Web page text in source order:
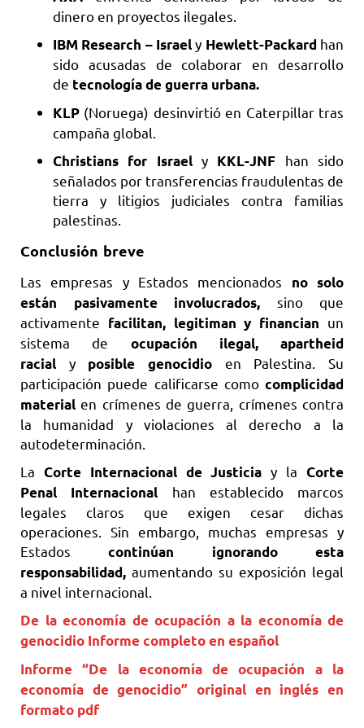
dinero en proyectos ilegales.
IBM Research – Israely Hewlett-Packard han
sido acusadas de colaborar en desarrollo
de tecnología de guerra urbana.
KLP (Noruega) desinvirtió en Caterpillar tras
campaña global.
Christians for Israel y KKL-JNF han sido
señalados por transferencias fraudulentas de
tierra y litigios judiciales contra familias
palestinas.
Conclusión breve
Las empresas y Estados mencionados no solo
están pasivamente involucrados, sino que
activamente facilitan, legitiman y financian un
sistema de ocupación ilegal,
apartheid
racial y posible genocidio en Palestina. Su
participación puede calificarse como complicidad
materialen crímenes de guerra, crímenes contra
la humanidad y violaciones al derecho a la
autodeterminación.
La Corte Internacional de Justiciay laCorte
Penal Internacional han establecido marcos
legales claros que exigen cesar dichas
operaciones. Sin embargo, muchas empresas y
Estadoscontinúan ignorando esta
responsabilidad, aumentando su exposición legal
a nivel internacional.
De la economía de ocupación a la economía de
genocidio Informe completo en español
Informe “De la economía de ocupación a la
economía de genocidio” original en inglés en
formato pdf